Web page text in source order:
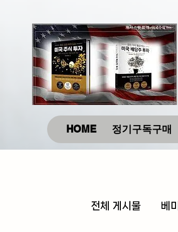
HOME 정기구독구매
전체 게시물 베